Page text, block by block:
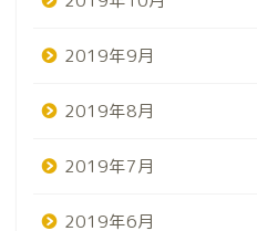
2019年9月
2019年8月
2019年7月
2019年6月